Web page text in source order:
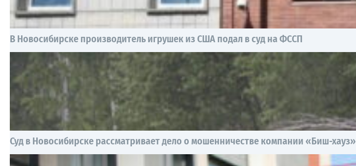
В Новосибирске производитель игрушек из США подал в суд на ФССП
Суд в Новосибирске рассматривает дело о мошенничестве компании «Биш-хауз»